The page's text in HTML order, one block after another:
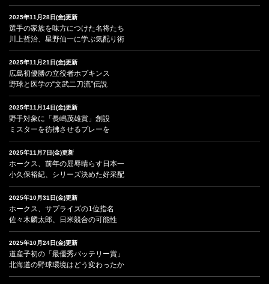
2025年11月28日(金)更新
選手の家族を味方につけた名将たち
川上哲治、星野仙一に学ぶ気配り術
2025年11月21日(金)更新
広島初優勝の立役者ホプキンス
野球と医学の“文武二刀流”伝説
2025年11月14日(金)更新
野手対象に「長嶋茂雄賞」創設
ミスターを彷彿させるプレーを
2025年11月7日(金)更新
ホークス、前年の屈辱晴らす日本一
小久保裕紀、シリーズ決めた好采配
2025年10月31日(金)更新
ホークス、サプライズの1位指名
佐々木麟太郎、日米競合の可能性
2025年10月24日(金)更新
道産子初の「最優秀バッテリー賞」
北海道の野球環境はどう変わったか